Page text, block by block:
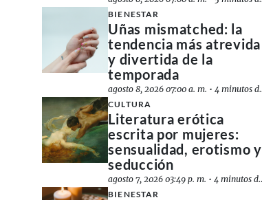
BIENESTAR
Uñas mismatched: la
tendencia más atrevida
y divertida de la
temporada
agosto 8, 2026 07:00 a. m. •4 minutos de lectura
CULTURA
Literatura erótica
escrita por mujeres:
sensualidad, erotismo y
seducción
agosto 7, 2026 03:49 p. m. •4 minutos de lectura
BIENESTAR